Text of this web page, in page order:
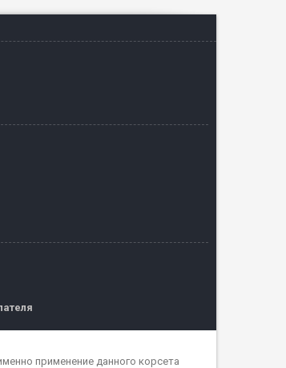
применение данного корсета